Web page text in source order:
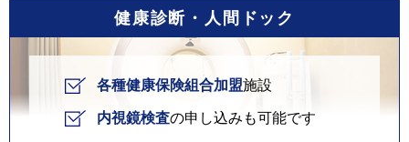
健康診断・人間ドック
各種健康保険組合加盟施設
内視鏡検査の申し込みも可能です